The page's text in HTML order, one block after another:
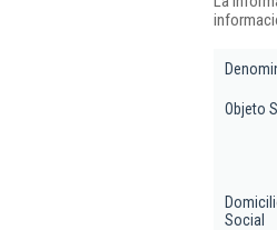
Objeto
Social